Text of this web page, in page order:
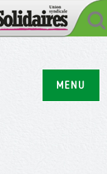
MENU